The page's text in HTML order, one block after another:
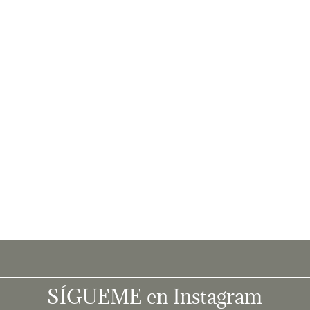
SÍGUEME en Instagram